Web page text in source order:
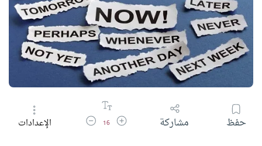
حفظ مشاركة زيادة حجم الخط
16 تقليل حجم الخطالإعدادات